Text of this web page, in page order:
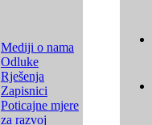
Mediji o nama
Odluke
Rješenja
Zapisnici
Poticajne mjere
za razvoj